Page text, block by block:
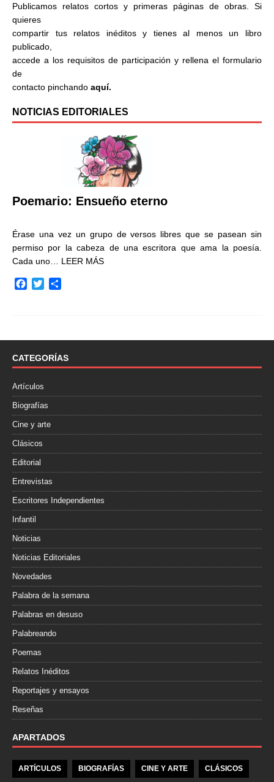
Publicamos relatos cortos y primeras páginas de obras. Si
quieres
compartir tus relatos inéditos y tienes al menos un libro
publicado,
accede a los requisitos de participación y rellena el formulario
de
contacto pinchando aquí.
NOTICIAS EDITORIALES
Poemario: Ensueño eterno
Érase una vez un grupo de versos libres que se pasean sin
permiso por la cabeza de una escritora que ama la poesía.
Cada uno… LEER MÁS
o
k
r
t
i
CATEGORÍAS
Artículos
Biografías
Cine y arte
Clásicos
Editorial
Entrevistas
Escritores Independientes
Infantil
Noticias
Noticias Editoriales
Novedades
Palabra de la semana
Palabras en desuso
Palabreando
Poemas
Relatos Inéditos
Reportajes y ensayos
Reseñas
APARTADOS
ARTÍCULOS BIOGRAFÍAS CINE Y ARTE CLÁSICOS